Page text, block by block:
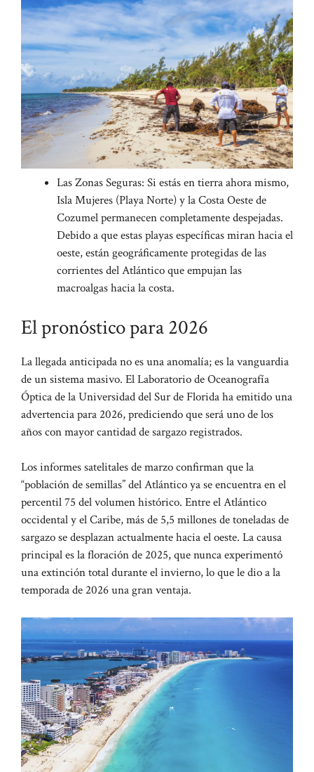
Las Zonas Seguras: Si estás en tierra ahora mismo,
Isla Mujeres (Playa Norte) y la Costa Oeste de
Cozumel permanecen completamente despejadas.
Debido a que estas playas específicas miran hacia el
oeste, están geográficamente protegidas de las
corrientes del Atlántico que empujan las
macroalgas hacia la costa.
El pronóstico para 2026
La llegada anticipada no es una anomalía; es la vanguardia
de un sistema masivo. El Laboratorio de Oceanografía
Óptica de la Universidad del Sur de Florida ha emitido una
advertencia para 2026, prediciendo que será uno de los
años con mayor cantidad de sargazo registrados.
Los informes satelitales de marzo confirman que la
“población de semillas” del Atlántico ya se encuentra en el
percentil 75 del volumen histórico. Entre el Atlántico
occidental y el Caribe, más de 5,5 millones de toneladas de
sargazo se desplazan actualmente hacia el oeste. La causa
principal es la floración de 2025, que nunca experimentó
una extinción total durante el invierno, lo que le dio a la
temporada de 2026 una gran ventaja.